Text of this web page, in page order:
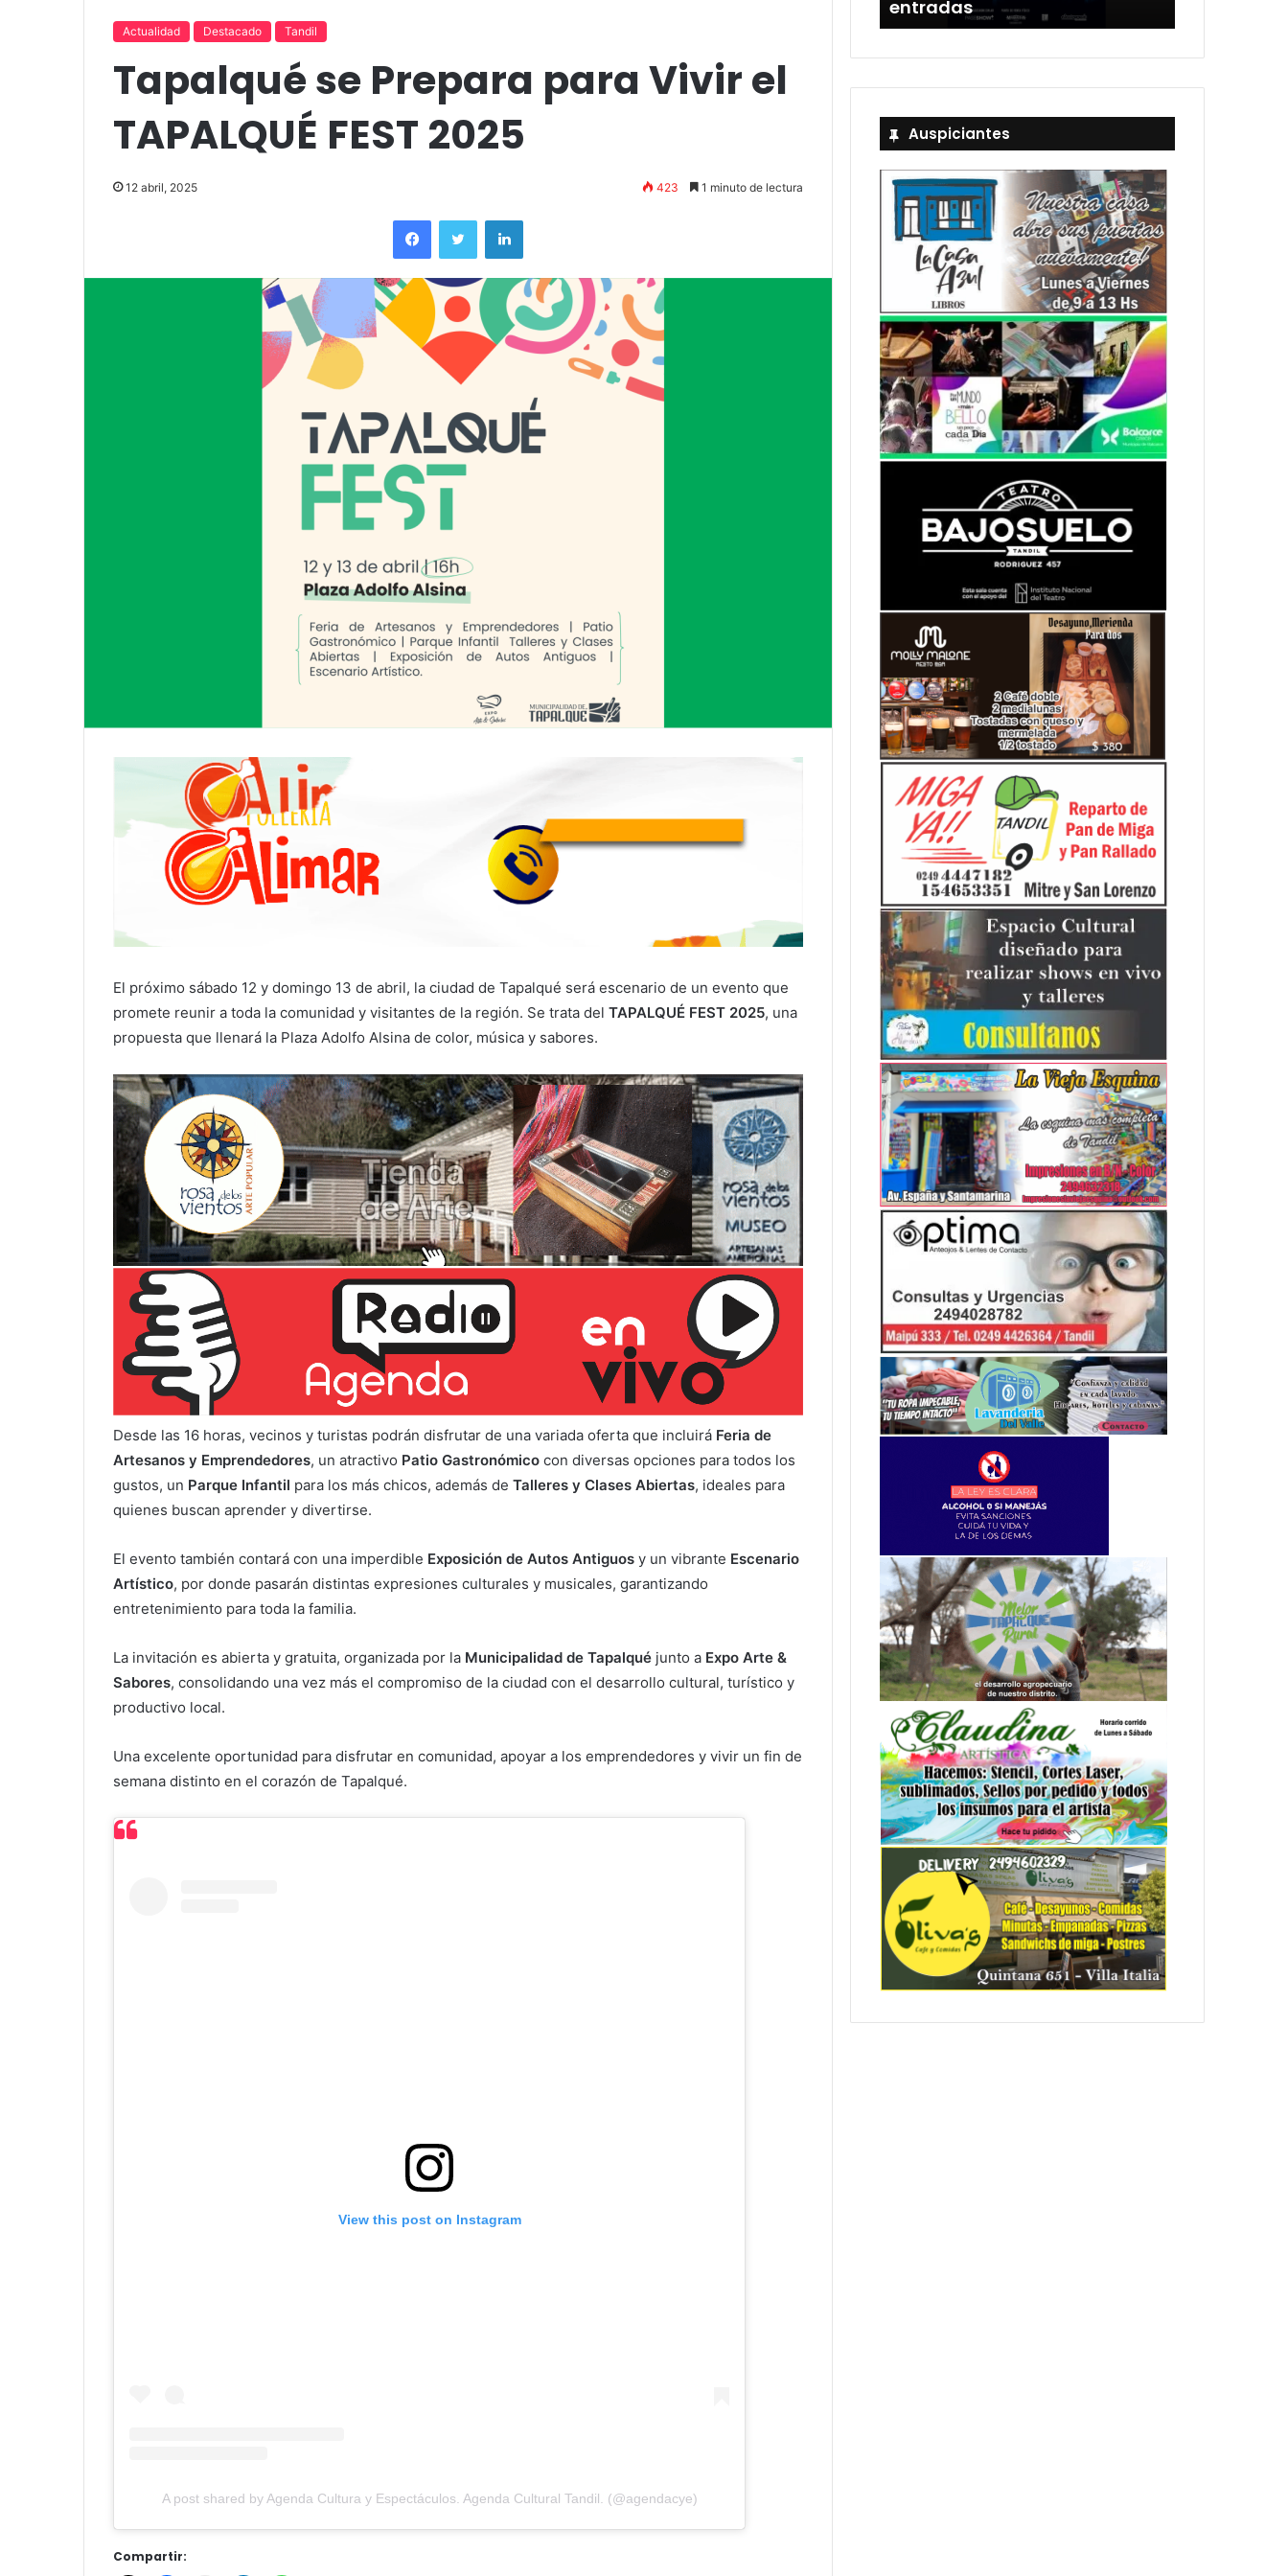
Actualidad Destacado Tandil
Tapalqué se Prepara para Vivir el
TAPALQUÉ FEST 2025
12 abril, 2025 423 1 minuto de lectura
El próximo sábado 12 y domingo 13 de abril, la ciudad de Tapalqué será escenario de un evento que
promete reunir a toda la comunidad y visitantes de la región. Se trata del TAPALQUÉ FEST 2025, una
propuesta que llenará la Plaza Adolfo Alsina de color, música y sabores.
Desde las 16 horas, vecinos y turistas podrán disfrutar de una variada oferta que incluirá Feria de
Artesanos y Emprendedores, un atractivo Patio Gastronómico con diversas opciones para todos los
gustos, un Parque Infantil para los más chicos, además de Talleres y Clases Abiertas, ideales para
quienes buscan aprender y divertirse.
El evento también contará con una imperdible Exposición de Autos Antiguos y un vibrante Escenario
Artístico, por donde pasarán distintas expresiones culturales y musicales, garantizando
entretenimiento para toda la familia.
La invitación es abierta y gratuita, organizada por la Municipalidad de Tapalqué junto a Expo Arte &
Sabores, consolidando una vez más el compromiso de la ciudad con el desarrollo cultural, turístico y
productivo local.
Una excelente oportunidad para disfrutar en comunidad, apoyar a los emprendedores y vivir un fin de
semana distinto en el corazón de Tapalqué.
View this post on Instagram
A post shared by Agenda Cultura y Espectáculos. Agenda Cultural Tandil. (@agendacye)
Compartir:
entradas
Auspiciantes